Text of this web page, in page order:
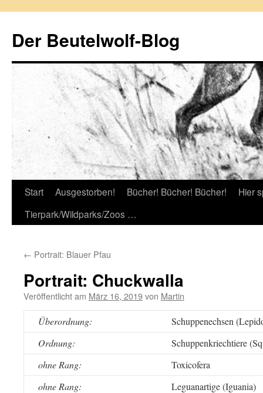
springen
Der Beutelwolf-Blog
Start Ausgestorben! Bücher! Bücher! Bücher!
Hier
Tierpark/Wildparks/Zoos …
← Portrait: Blauer Pfau
Portrait: Chuckwalla
Veröffentlicht am März 16, 2019von Martin
Überordnung:
Schuppenechsen
Ordnung:
Schuppenkriechtiere
ohne Rang:
Toxicofera
ohne Rang:
Leguanartige (Iguania)